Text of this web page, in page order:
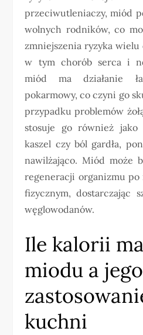
przeciwutleniaczy, miód
wolnych rodników, co
zmniejszenia ryzyka
w tym chorób serca i
miód ma działanie
pokarmowy, co czyni go
przypadku problemów
stosuje go również jako
kaszel czy ból gardła,
nawilżająco. Miód może
regeneracji organizmu po
fizycznym, dostarczając
węglowodanów.
Ile kalorii
miodu a jego
kuchni